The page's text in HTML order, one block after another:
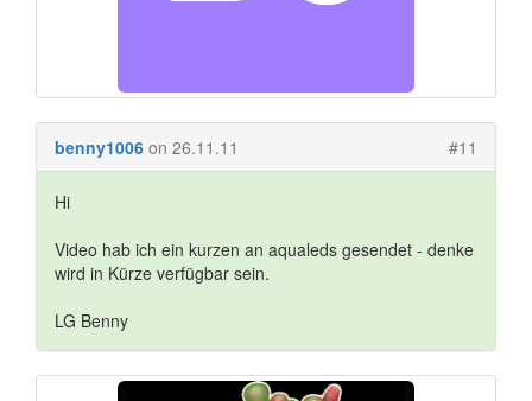
benny1006 on 26.11.11 #11
Hi
Video hab ich ein kurzen an aqualeds gesendet - denke
wird in Kürze verfügbar sein.
LG Benny